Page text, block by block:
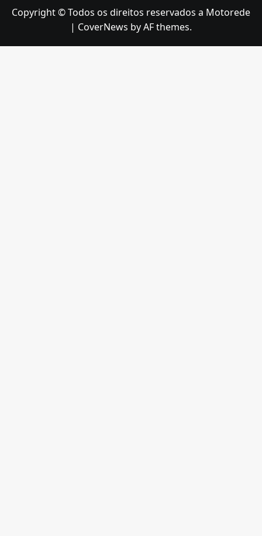
Copyright © Todos os direitos reservados a Motorede
| CoverNews by AF themes.